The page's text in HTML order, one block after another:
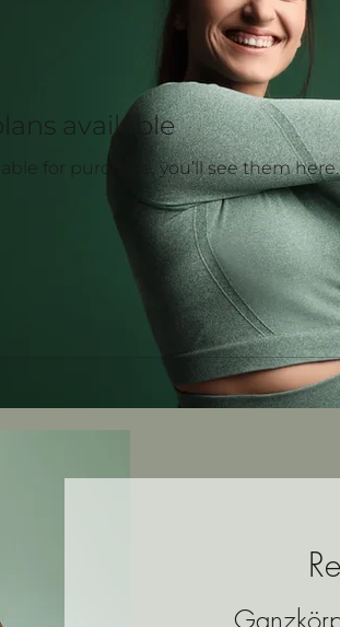
available
for purchase, you’ll see them here.